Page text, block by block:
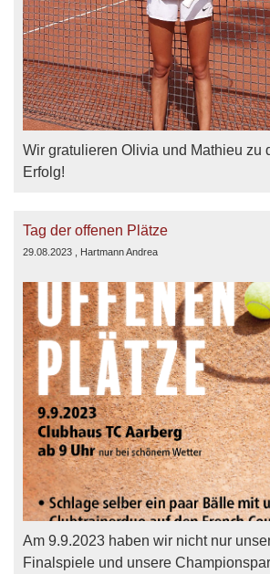
Wir gratulieren Olivia und Mathieu zu
Erfolg!
Tag der offenen Plätze
29.08.2023 , Hartmann Andrea
Am 9.9.2023 haben wir nicht nur
Finalspiele und unsere